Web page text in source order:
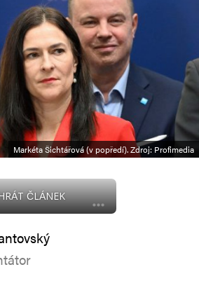
Markéta Šichtářová (v popředí). Zdroj: Profimedia
ČLÁNEK